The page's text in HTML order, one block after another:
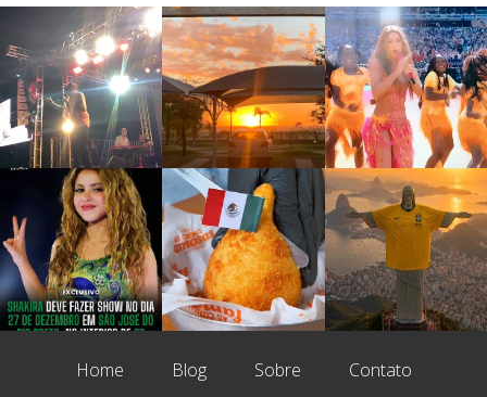
Home Blog Sobre Contato